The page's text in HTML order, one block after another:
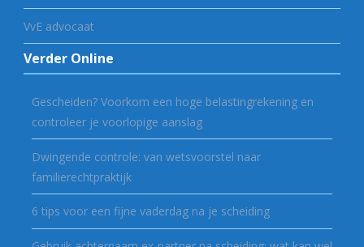
VvE advocaat
Verder Online
Gescheiden? Voorkom een hoge belastingrekening en
controleer je voorlopige aanslag
Dwingende controle: van wetsvoorstel naar
familierechtpraktijk
6 tips voor een fijne vaderdag na je scheiding